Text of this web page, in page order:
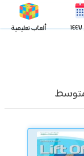
ألعاب تعليمية
متوسط